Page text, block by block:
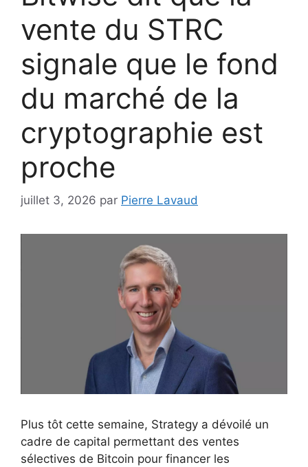
vente du STRC
signale que le fond
du marché de la
cryptographie est
proche
juillet 3, 2026 par Pierre Lavaud
Plus tôt cette semaine, Strategy a dévoilé un
cadre de capital permettant des ventes
sélectives de Bitcoin pour financer les